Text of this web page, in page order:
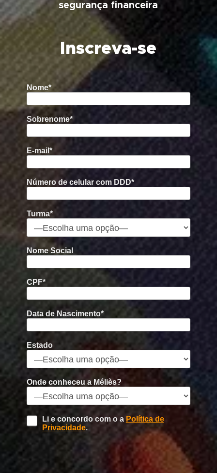
segurança financeira
Inscreva-se
Nome*
Sobrenome*
E-mail*
Número de celular com DDD*
Turma*
Nome Social
CPF*
Data de Nascimento*
Estado
Onde conheceu a Méliès?
Li e concordo com o a Política de
Privacidade.